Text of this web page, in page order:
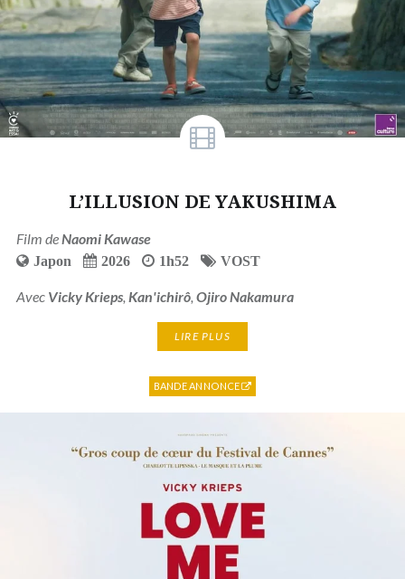
L’ILLUSION DE YAKUSHIMA
Film de Naomi Kawase
Japon 2026 1h52 VOST
Avec Vicky Krieps, Kan'ichirô, Ojiro Nakamura
LIRE PLUS
BANDE ANNONCE